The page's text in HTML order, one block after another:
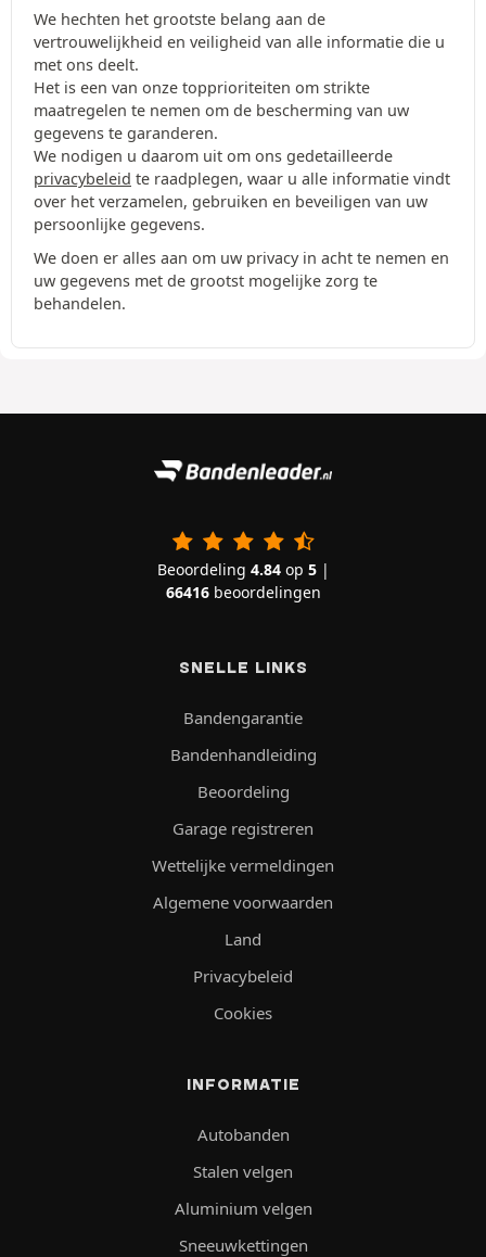
We hechten het grootste belang aan de
vertrouwelijkheid en veiligheid van alle informatie die u
met ons deelt.
Het is een van onze topprioriteiten om strikte
maatregelen te nemen om de bescherming van uw
gegevens te garanderen.
We nodigen u daarom uit om ons gedetailleerde
privacybeleid te raadplegen, waar u alle informatie vindt
over het verzamelen, gebruiken en beveiligen van uw
persoonlijke gegevens.
We doen er alles aan om uw privacy in acht te nemen en
uw gegevens met de grootst mogelijke zorg te
behandelen.
Beoordeling 4.84op 5|
66416beoordelingen
SNELLE LINKS
Bandengarantie
Bandenhandleiding
Beoordeling
Garage registreren
Wettelijke vermeldingen
Algemene voorwaarden
Land
Privacybeleid
Cookies
INFORMATIE
Autobanden
Stalen velgen
Aluminium velgen
Sneeuwkettingen